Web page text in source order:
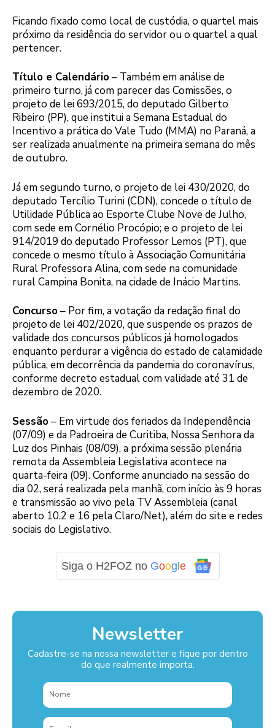
Ficando fixado como local de custódia, o quartel mais
próximo da residência do servidor ou o quartel a qual
pertencer.
Título e Calendário– Também em análise de
primeiro turno, já com parecer das Comissões, o
projeto de lei 693/2015, do deputado Gilberto
Ribeiro (PP), que institui a Semana Estadual do
Incentivo a prática do Vale Tudo (MMA) no Paraná, a
ser realizada anualmente na primeira semana do mês
de outubro.
Já em segundo turno, o projeto de lei 430/2020, do
deputado Tercílio Turini (CDN), concede o título de
Utilidade Pública ao Esporte Clube Nove de Julho,
com sede em Cornélio Procópio; e o projeto de lei
914/2019 do deputado Professor Lemos (PT), que
concede o mesmo título à Associação Comunitária
Rural Professora Alina, com sede na comunidade
rural Campina Bonita, na cidade de Inácio Martins.
Concurso– Por fim, a votação da redação final do
projeto de lei 402/2020, que suspende os prazos de
validade dos concursos públicos já homologados
enquanto perdurar a vigência do estado de calamidade
pública, em decorrência da pandemia do coronavírus,
conforme decreto estadual com validade até 31 de
dezembro de 2020.
Sessão– Em virtude dos feriados da Independência
(07/09) e da Padroeira de Curitiba, Nossa Senhora da
Luz dos Pinhais (08/09), a próxima sessão plenária
remota da Assembleia Legislativa acontece na
quarta-feira (09). Conforme anunciado na sessão do
dia 02, será realizada pela manhã, com início às 9 horas
e transmissão ao vivo pela TV Assembleia (canal
aberto 10.2 e 16 pela Claro/Net), além do site e redes
sociais do Legislativo.
Siga o H2FOZ no Goog e
Newsletter
Cadastre-se na nossa newsletter e fique por dentro
do que realmente importa.